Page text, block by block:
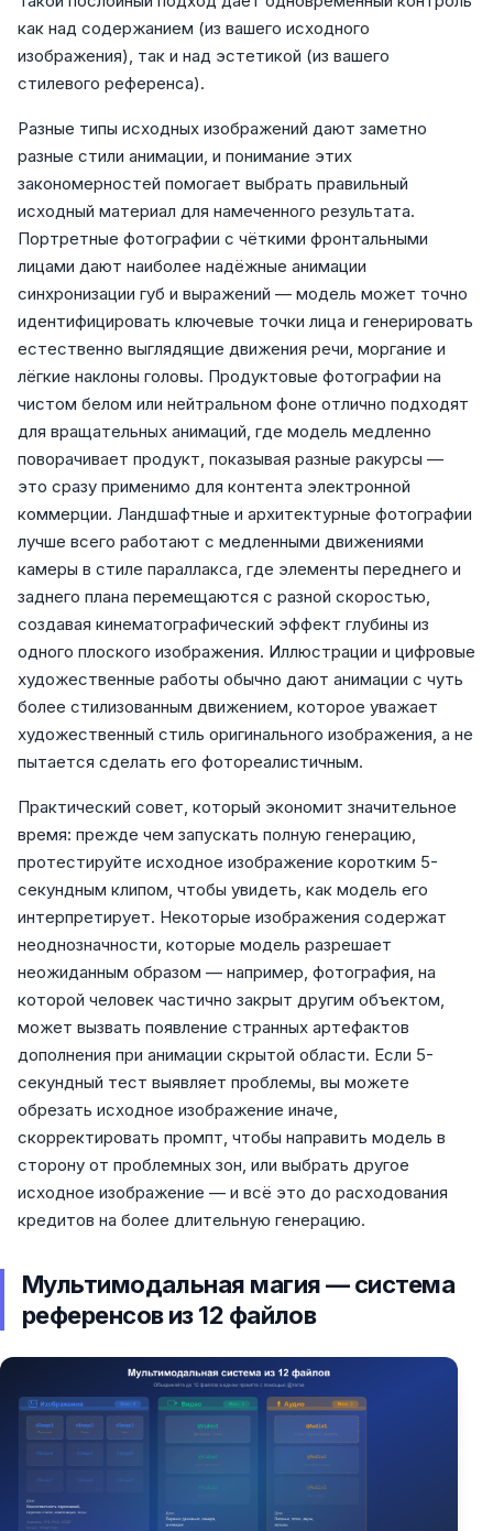
как над содержанием (из вашего исходного
изображения), так и над эстетикой (из вашего
стилевого референса).
Разные типы исходных изображений дают заметно
разные стили анимации, и понимание этих
закономерностей помогает выбрать правильный
исходный материал для намеченного результата.
Портретные фотографии с чёткими фронтальными
лицами дают наиболее надёжные анимации
синхронизации губ и выражений — модель может точно
идентифицировать ключевые точки лица и генерировать
естественно выглядящие движения речи, моргание и
лёгкие наклоны головы. Продуктовые фотографии на
чистом белом или нейтральном фоне отлично подходят
для вращательных анимаций, где модель медленно
поворачивает продукт, показывая разные ракурсы —
это сразу применимо для контента электронной
коммерции. Ландшафтные и архитектурные фотографии
лучше всего работают с медленными движениями
камеры в стиле параллакса, где элементы переднего и
заднего плана перемещаются с разной скоростью,
создавая кинематографический эффект глубины из
одного плоского изображения. Иллюстрации и цифровые
художественные работы обычно дают анимации с чуть
более стилизованным движением, которое уважает
художественный стиль оригинального изображения, а не
пытается сделать его фотореалистичным.
Практический совет, который экономит значительное
время: прежде чем запускать полную генерацию,
протестируйте исходное изображение коротким 5-
секундным клипом, чтобы увидеть, как модель его
интерпретирует. Некоторые изображения содержат
неоднозначности, которые модель разрешает
неожиданным образом — например, фотография, на
которой человек частично закрыт другим объектом,
может вызвать появление странных артефактов
дополнения при анимации скрытой области. Если 5-
секундный тест выявляет проблемы, вы можете
обрезать исходное изображение иначе,
скорректировать промпт, чтобы направить модель в
сторону от проблемных зон, или выбрать другое
исходное изображение — и всё это до расходования
кредитов на более длительную генерацию.
Мультимодальная магия — система
референсов из 12 файлов